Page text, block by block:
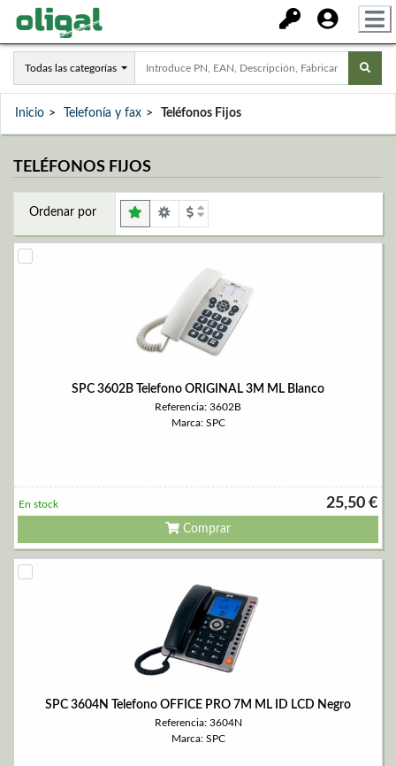
Todas las categorías
Inicio Telefonía y fax Teléfonos Fijos
TELÉFONOS FIJOS
Ordenar por
SPC 3602B Telefono ORIGINAL 3M ML Blanco
Referencia: 3602B
Marca: SPC
25,50 €
En stock
Comprar
SPC 3604N Telefono OFFICE PRO 7M ML ID LCD Negro
Referencia: 3604N
Marca: SPC